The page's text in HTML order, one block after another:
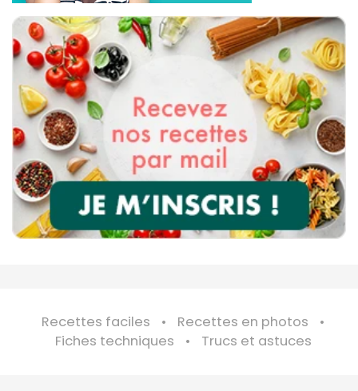
Recettes faciles
Recettes en photos
Fiches techniques
Trucs et astuces